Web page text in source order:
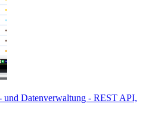
Datenverwaltung - REST API,